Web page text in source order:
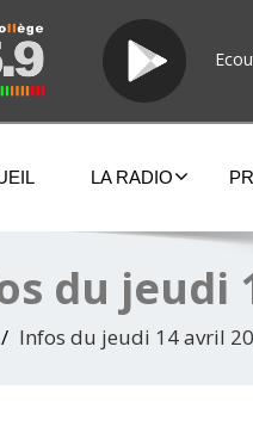
LA RADIO
du jeudi
Infos du jeudi 14 avril